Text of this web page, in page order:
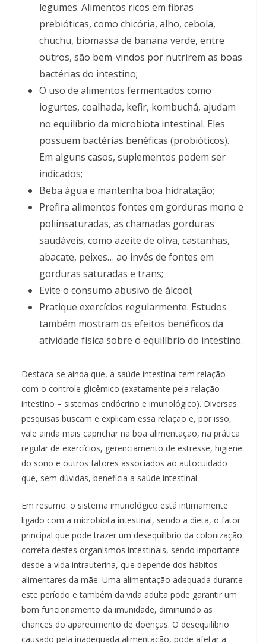
legumes. Alimentos ricos em fibras
prebióticas, como chicória, alho, cebola,
chuchu, biomassa de banana verde, entre
outros, são bem-vindos por nutrirem as boas
bactérias do intestino;
O uso de alimentos fermentados como
iogurtes, coalhada, kefir, kombuchá, ajudam
no equilíbrio da microbiota intestinal. Eles
possuem bactérias benéficas (probióticos).
Em alguns casos, suplementos podem ser
indicados;
Beba água e mantenha boa hidratação;
Prefira alimentos fontes em gorduras mono e
poliinsaturadas, as chamadas gorduras
saudáveis, como azeite de oliva, castanhas,
abacate, peixes… ao invés de fontes em
gorduras saturadas e trans;
Evite o consumo abusivo de álcool;
Pratique exercícios regularmente. Estudos
também mostram os efeitos benéficos da
atividade física sobre o equilíbrio do intestino.
Destaca-se ainda que, a saúde intestinal tem relação
com o controle glicêmico (exatamente pela relação
intestino – sistemas endócrino e imunológico). Diversas
pesquisas buscam e explicam essa relação e, por isso,
vale ainda mais caprichar na boa alimentação, na prática
regular de exercícios, gerenciamento de estresse, higiene
do sono e outros fatores associados ao autocuidado
que, sem dúvidas, beneficia a saúde intestinal.
Em resumo: o sistema imunológico está intimamente
ligado com a microbiota intestinal, sendo a dieta, o fator
principal que pode trazer um desequilíbrio da colonização
correta destes organismos intestinais, sendo importante
desde a vida intrauterina, que depende dos hábitos
alimentares da mãe. Uma alimentação adequada durante
este período e também da vida adulta pode garantir um
bom funcionamento da imunidade, diminuindo as
chances do aparecimento de doenças. O desequilíbrio
causado pela inadequada alimentação, pode afetar a